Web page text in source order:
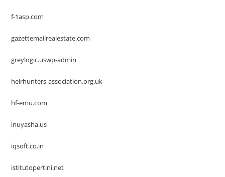
f-1asp.com
gazettemailrealestate.com
greylogic.uswp-admin
heirhunters-association.org.uk
hf-emu.com
inuyasha.us
iqsoft.co.in
istitutopertini.net